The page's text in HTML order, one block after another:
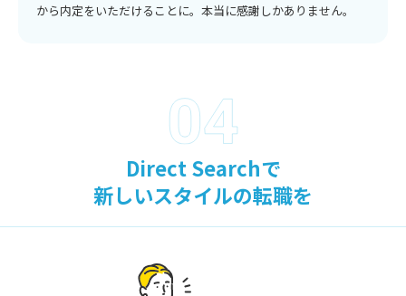
から内定をいただけることに。本当に感謝しかありません。
Direct Searchで
新しいスタイルの転職を